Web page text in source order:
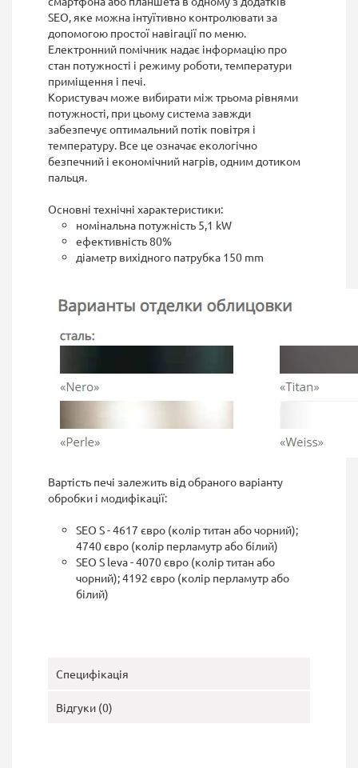
SEO, яке можна інтуїтивно контролювати за
допомогою простої навігації по меню.
Електронний помічник надає інформацію про
стан потужності і режиму роботи, температури
приміщення і печі.
Користувач може вибирати між трьома рівнями
потужності, при цьому система завжди
забезпечує оптимальний потік повітря і
температуру. Все це означає екологічно
безпечний і економічний нагрів, одним дотиком
пальця.
Основні технічні характеристики:
номінальна потужність 5,1 kW
ефективність 80%
діаметр вихідного патрубка 150 mm
Вартість печі залежить від обраного варіанту
обробки і модифікації:
SEO S - 4617 євро (колір титан або чорний);
4740 євро (колір перламутр або білий)
SEO S leva - 4070 євро (колір титан або
чорний); 4192 євро (колір перламутр або
білий)
Специфікація
Відгуки (0)